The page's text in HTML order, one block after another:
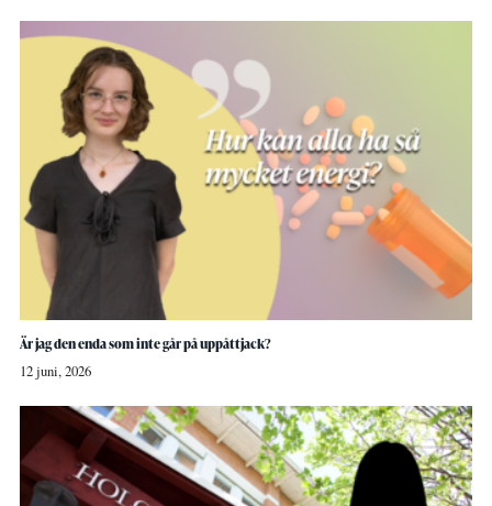
Är jag den enda som inte går på uppåttjack?
12 juni, 2026